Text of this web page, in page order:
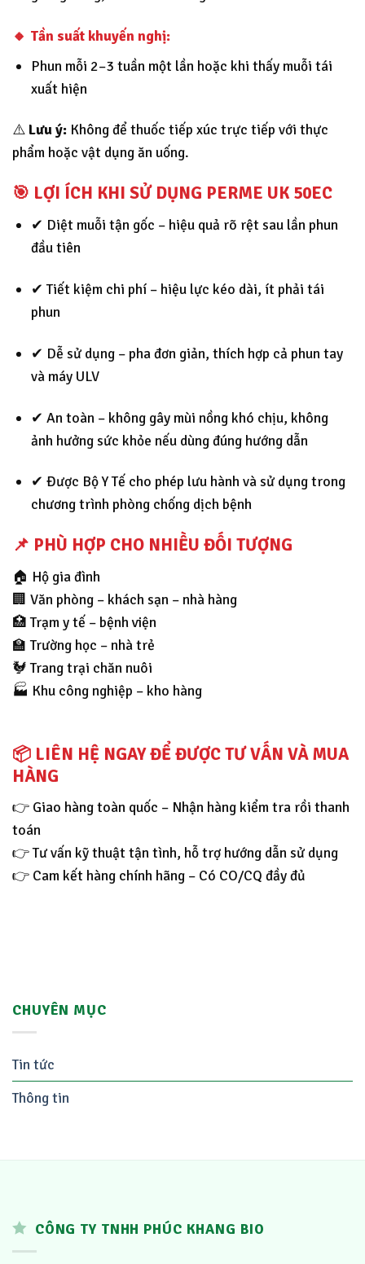
🔸 Tần suất khuyến nghị:
Phun mỗi 2–3 tuần một lần hoặc khi thấy muỗi tái
xuất hiện
⚠️ Lưu ý: Không để thuốc tiếp xúc trực tiếp với thực
phẩm hoặc vật dụng ăn uống.
🎯 LỢI ÍCH KHI SỬ DỤNG PERME UK 50EC
✔ Diệt muỗi tận gốc – hiệu quả rõ rệt sau lần phun
đầu tiên
✔ Tiết kiệm chi phí – hiệu lực kéo dài, ít phải tái
phun
✔ Dễ sử dụng – pha đơn giản, thích hợp cả phun tay
và máy ULV
✔ An toàn – không gây mùi nồng khó chịu, không
ảnh hưởng sức khỏe nếu dùng đúng hướng dẫn
✔ Được Bộ Y Tế cho phép lưu hành và sử dụng trong
chương trình phòng chống dịch bệnh
📌 PHÙ HỢP CHO NHIỀU ĐỐI TƯỢNG
🏠 Hộ gia đình
🏢 Văn phòng – khách sạn – nhà hàng
🏥 Trạm y tế – bệnh viện
🏫 Trường học – nhà trẻ
🐓 Trang trại chăn nuôi
🏭 Khu công nghiệp – kho hàng
📦 LIÊN HỆ NGAY ĐỂ ĐƯỢC TƯ VẤN VÀ MUA
HÀNG
👉 Giao hàng toàn quốc – Nhận hàng kiểm tra rồi thanh
toán
👉 Tư vấn kỹ thuật tận tình, hỗ trợ hướng dẫn sử dụng
👉 Cam kết hàng chính hãng – Có CO/CQ đầy đủ
CHUYÊN MỤC
Tin tức
Thông tin
CÔNG TY TNHH PHÚC KHANG BIO